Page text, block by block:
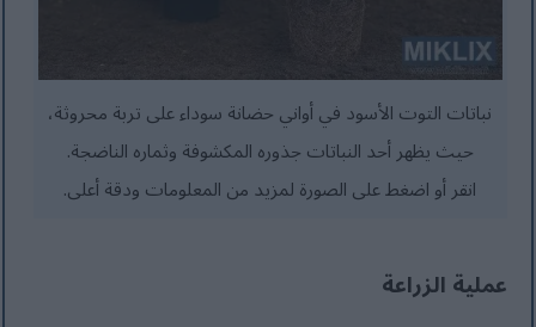
نباتات التوت الأسود في أواني حضانة سوداء على تربة محروثة،
حيث يظهر أحد النباتات جذوره المكشوفة وثماره الناضجة.
انقر أو اضغط على الصورة لمزيد من المعلومات ودقة أعلى.
عملية الزراعة